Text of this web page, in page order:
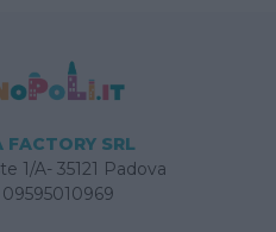
SRL
1/A- 35121 Padova
09595010969